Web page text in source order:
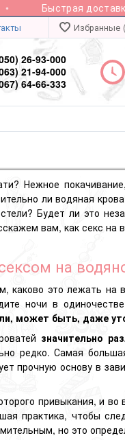
Быстрая доставка
Избранные
26-93-000
21-94-000
64-66-333
Нежное
ли водяная
Будет ли это
вам, как секс на
на
каково это лежать на
ночи в
может быть, даже
значительно
редко. Самая
прочную основу в
привыкания, и во
практика, чтобы
но это